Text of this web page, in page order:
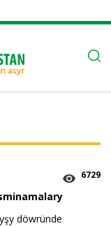
6729
döwründe